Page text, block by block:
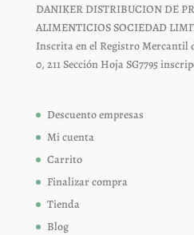
DANIKER DISTRIBUCION DE
ALIMENTICIOS SOCIEDAD
Inscrita en el Registro Mercantil
0, 211 Sección Hoja SG7795
Descuento empresas
Mi cuenta
Carrito
Finalizar compra
Tienda
Blog